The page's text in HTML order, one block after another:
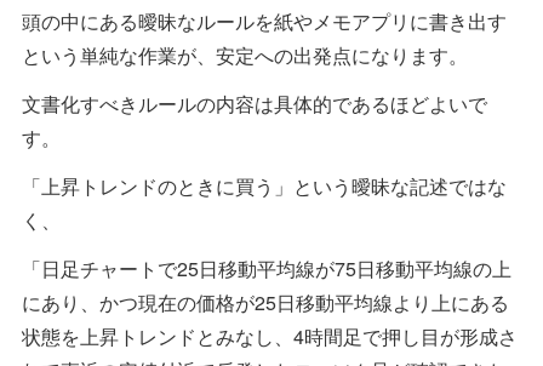
頭の中にある曖昧なルールを紙やメモアプリに書き出す
という単純な作業が、安定への出発点になります。
文書化すべきルールの内容は具体的であるほどよいで
す。
「上昇トレンドのときに買う」という曖昧な記述ではな
く、
「日足チャートで25日移動平均線が75日移動平均線の上
にあり、かつ現在の価格が25日移動平均線より上にある
状態を上昇トレンドとみなし、4時間足で押し目が形成さ